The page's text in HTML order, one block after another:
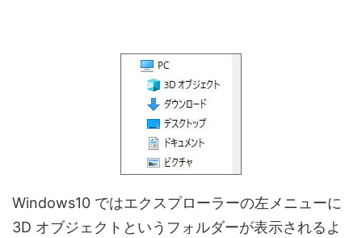
Windows10 ではエクスプローラーの左メニューに
3D オブジェクトというフォルダーが表示されるよ